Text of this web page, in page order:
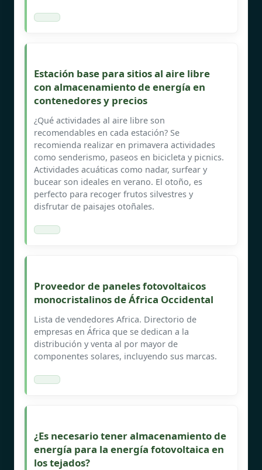
Estación base para sitios al aire libre
con almacenamiento de energía en
contenedores y precios
¿Qué actividades al aire libre son
recomendables en cada estación? Se
recomienda realizar en primavera actividades
como senderismo, paseos en bicicleta y picnics.
Actividades acuáticas como nadar, surfear y
bucear son ideales en verano. El otoño, es
perfecto para recoger frutos silvestres y
disfrutar de paisajes otoñales.
Proveedor de paneles fotovoltaicos
monocristalinos de África Occidental
Lista de vendedores Africa. Directorio de
empresas en África que se dedican a la
distribución y venta al por mayor de
componentes solares, incluyendo sus marcas.
¿Es necesario tener almacenamiento de
energía para la energía fotovoltaica en
los tejados?